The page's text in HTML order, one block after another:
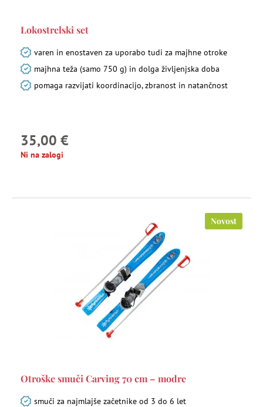
Lokostrelski set
varen in enostaven za uporabo tudi za majhne otroke
majhna teža (samo 750 g) in dolga življenjska doba
pomaga razvijati koordinacijo, zbranost in natančnost
35,00 €
Ni na zalogi
Novost
Otroške smuči Carving 70 cm – modre
smuči za najmlajše začetnike od 3 do 6 let